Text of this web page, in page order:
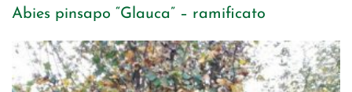
Abies pinsapo “Glauca” – ramificato